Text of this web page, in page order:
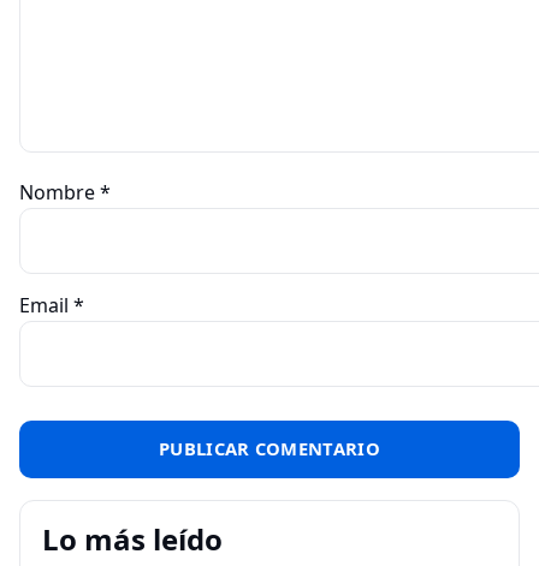
Nombre*
Email *
Lo más leído